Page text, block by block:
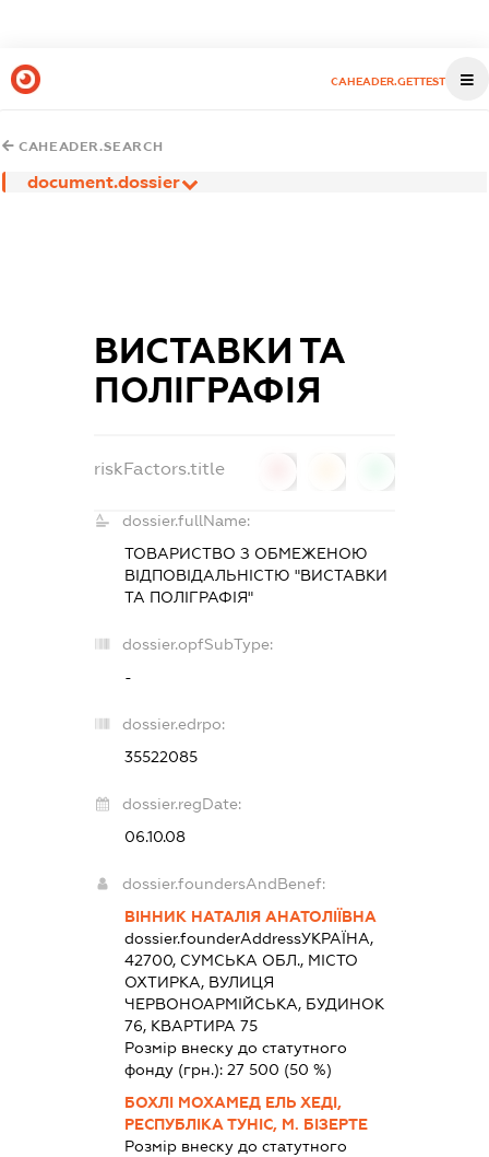
CAHEADER.GETTEST
CAHEADER.SEARCH
document.dossier
ВИСТАВКИ ТА
ПОЛІГРАФІЯ
riskFactors.title
dossier.fullName:
ТОВАРИСТВО З ОБМЕЖЕНОЮ
ВІДПОВІДАЛЬНІСТЮ "ВИСТАВКИ
ТА ПОЛІГРАФІЯ"
dossier.opfSubType:
-
dossier.edrpo:
35522085
dossier.regDate:
06.10.08
dossier.foundersAndBenef:
ВІННИК НАТАЛІЯ АНАТОЛІЇВНА
dossier.founderAddressУКРАЇНА,
42700, СУМСЬКА ОБЛ., МІСТО
ОХТИРКА, ВУЛИЦЯ
ЧЕРВОНОАРМІЙСЬКА, БУДИНОК
76, КВАРТИРА 75
Розмір внеску до статутного
фонду (грн.):27 500 (50 %)
БОХЛІ МОХАМЕД ЕЛЬ ХЕДІ,
РЕСПУБЛІКА ТУНІС, М. БІЗЕРТЕ
Розмір внеску до статутного